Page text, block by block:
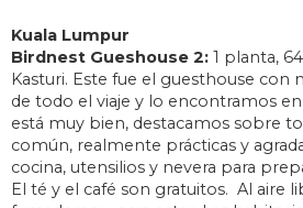
Kuala Lumpur
Birdnest Gueshouse 2: 1 planta,
Kasturi. Este fue el guesthouse con
de todo el viaje y lo encontramos
está muy bien, destacamos sobre
común, realmente prácticas y
cocina, utensilios y nevera para
El té y el café son gratuitos. Al aire